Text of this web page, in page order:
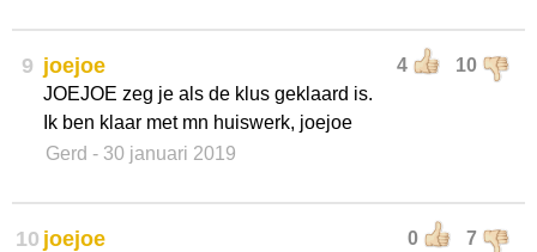
9 4 10
joejoe
JOEJOE zeg je als de klus geklaard is.
Ik ben klaar met mn huiswerk, joejoe
Gerd - 30 januari 2019
10 0 7
joejoe